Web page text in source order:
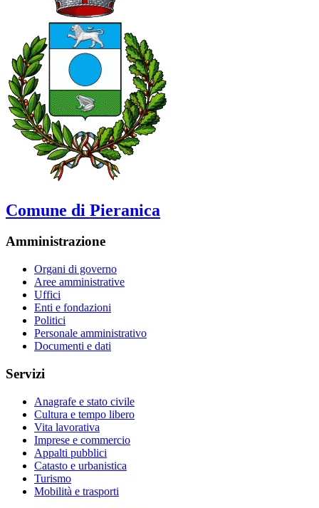
Comune di Pieranica
Amministrazione
Organi di governo
Aree amministrative
Uffici
Enti e fondazioni
Politici
Personale amministrativo
Documenti e dati
Servizi
Anagrafe e stato civile
Cultura e tempo libero
Vita lavorativa
Imprese e commercio
Appalti pubblici
Catasto e urbanistica
Turismo
Mobilità e trasporti